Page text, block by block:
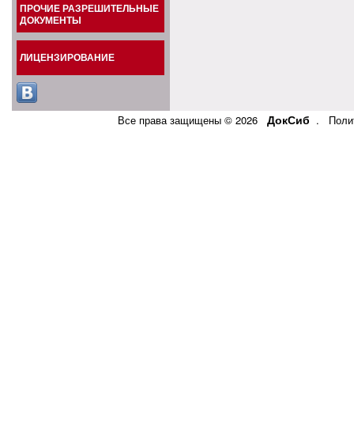
ПРОЧИЕ РАЗРЕШИТЕЛЬНЫЕ
ДОКУМЕНТЫ
ЛИЦЕНЗИРОВАНИЕ
Все права защищены © 2026 ДокСиб .